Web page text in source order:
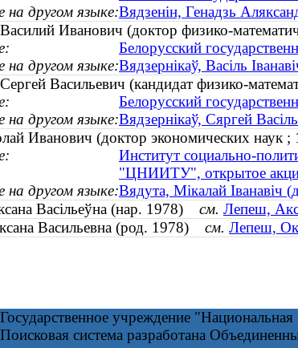
другом языке:Вядзенін, Генадзь
Иванович (доктор физико-
Белорусский
другом языке:Вядзернікаў, Васіль
Васильевич (кандидат физико-
Белорусский
другом языке:Вядзернiкаў, Сяргей
Иванович (доктор экономических наук
Институт социально-
"ЦНИИТУ", открытое
другом языке:Вядута, Мікалай Іванавіч
Васільеўна (нар. 1978) см. Лепеш,
Васильевна (род. 1978) см. Лепеш,
учреждение
система разработана